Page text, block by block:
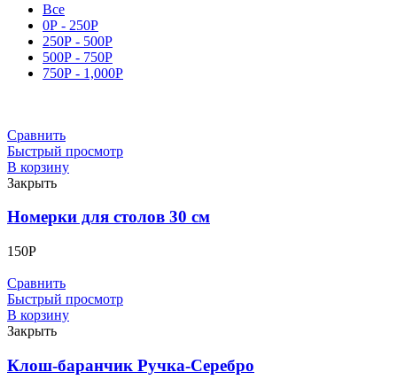
Все
0Р - 250Р
250Р - 500Р
500Р - 750Р
750Р - 1,000Р
Сравнить
Быстрый просмотр
В корзину
Закрыть
Номерки для столов 30 см
150Р
Сравнить
Быстрый просмотр
В корзину
Закрыть
Клош-баранчик Ручка-Серебро